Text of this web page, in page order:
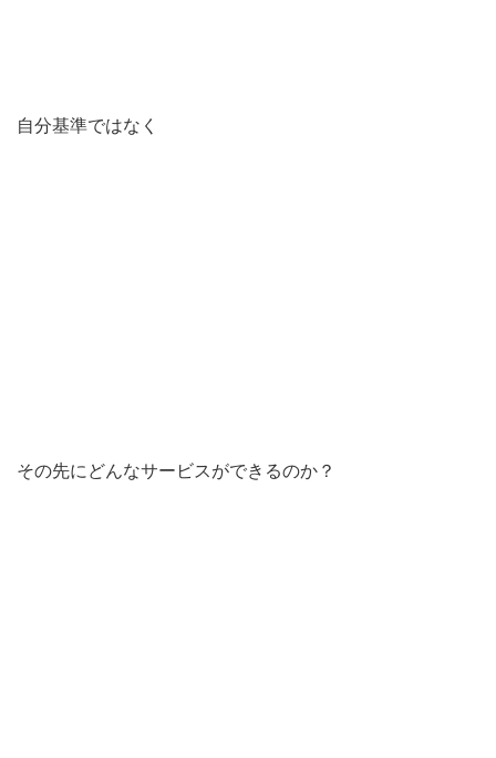
自分基準ではなく
その先にどんなサービスができるのか？